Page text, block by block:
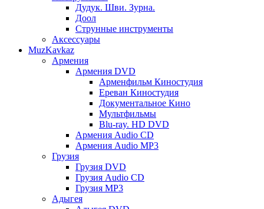
Дудук. Шви. Зурна.
Доол
Струнные инструменты
Аксессуары
MuzKavkaz
Армения
Армения DVD
Арменфильм Киностудия
Ереван Киностудия
Документальное Кино
Мультфильмы
Blu-ray. HD DVD
Армения Audio CD
Армения Audio MP3
Грузия
Грузия DVD
Грузия Audio CD
Грузия MP3
Адыгея